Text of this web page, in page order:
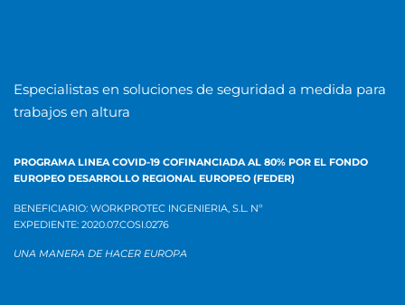
Especialistas en soluciones de seguridad a medida para
trabajos en altura
PROGRAMA LINEA COVID-19 COFINANCIADA AL 80% POR EL FONDO
EUROPEO DESARROLLO REGIONAL EUROPEO (FEDER)
BENEFICIARIO: WORKPROTEC INGENIERIA, S.L.
Nº
EXPEDIENTE: 2020.07.COSI.0276
UNA MANERA DE HACER EUROPA